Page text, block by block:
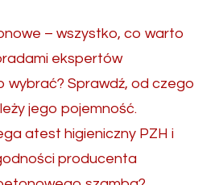
– wszystko, co warto
ekspertów
wybrać? Sprawdź, od czego
jego pojemność.
atest higieniczny PZH i
producenta